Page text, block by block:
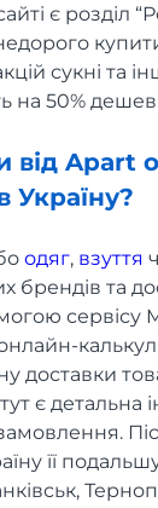
є розділ
сукні та
на 50%
від Apart
Україну?
одяг, взуття
брендів та
сервісу
онлайн-
доставки
є детальна
її